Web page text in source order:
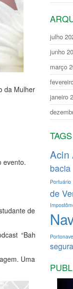
da Mulher
evento.
de
“Bah
Uma
julho
junho
março
janeiro
TAGS
Acin
Portuário
de
Portonave